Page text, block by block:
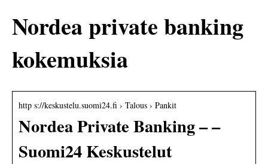
Nordea private banking
kokemuksia
http s://keskustelu.suomi24.fi › Talous › Pankit
Nordea Private Banking – –
Suomi24 Keskustelut